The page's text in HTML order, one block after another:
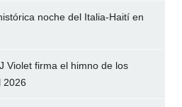
noche del Italia-Haití en
Violet firma el himno de los
2026